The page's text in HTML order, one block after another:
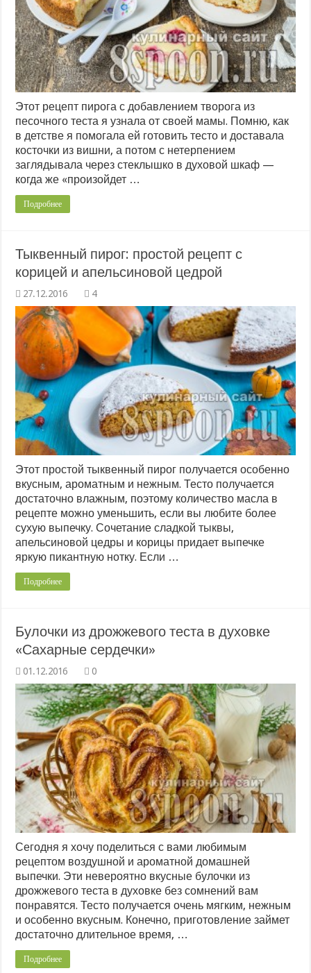
Этот рецепт пирога с добавлением творога из
песочного теста я узнала от своей мамы. Помню, как
в детстве я помогала ей готовить тесто и доставала
косточки из вишни, а потом с нетерпением
заглядывала через стеклышко в духовой шкаф —
когда же «произойдет …
Подробнее
Тыквенный пирог: простой рецепт с
корицей и апельсиновой цедрой
4
Этот простой тыквенный пирог получается особенно
вкусным, ароматным и нежным. Тесто получается
достаточно влажным, поэтому количество масла в
рецепте можно уменьшить, если вы любите более
сухую выпечку. Сочетание сладкой тыквы,
апельсиновой цедры и корицы придает выпечке
яркую пикантную нотку. Если …
Подробнее
Булочки из дрожжевого теста в духовке
«Сахарные сердечки»
0
Сегодня я хочу поделиться с вами любимым
рецептом воздушной и ароматной домашней
выпечки. Эти невероятно вкусные булочки из
дрожжевого теста в духовке без сомнений вам
понравятся. Тесто получается очень мягким, нежным
и особенно вкусным. Конечно, приготовление займет
достаточно длительное время, …
Подробнее